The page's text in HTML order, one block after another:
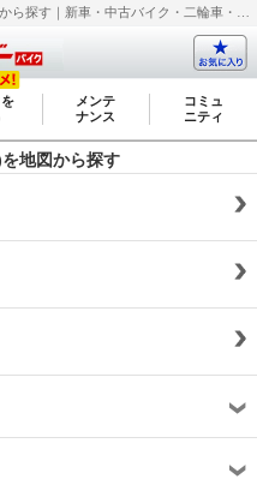
メンテ
ナンス
コミュ
ニティ
地図から探す